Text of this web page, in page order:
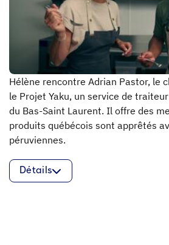
Hélène rencontre Adrian Pastor, le
le Projet Yaku, un service de
du Bas-Saint Laurent. Il offre des
produits québécois sont apprêtés
péruviennes.
Détails